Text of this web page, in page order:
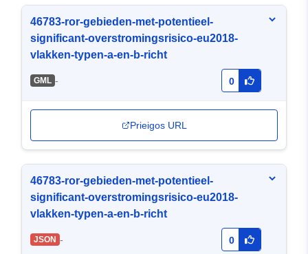
46783-ror-gebieden-met-potentieel-
significant-overstromingsrisico-eu2018-
vlakken-typen-a-en-b-richt
GML - 0
Prieigos URL
46783-ror-gebieden-met-potentieel-
significant-overstromingsrisico-eu2018-
vlakken-typen-a-en-b-richt
JSON - 0